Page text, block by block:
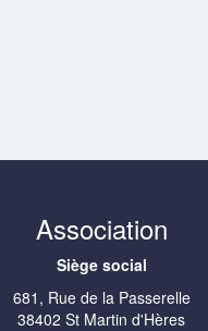
Association
Siège social
681, Rue de la Passerelle
38402 St Martin d'Hères